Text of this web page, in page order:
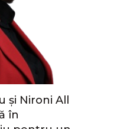
și Nironi All
în